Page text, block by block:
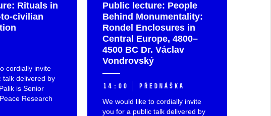
Rituals in
civilian
cordially invite
talk delivered by
is Senior
Research
Public lecture: People
Behind Monumentality:
Rondel Enclosures in
Central Europe, 4800–
4500 BC Dr. Václav
Vondrovský
14:00 přednáška
We would like to cordially invite
you for a public talk delivered by